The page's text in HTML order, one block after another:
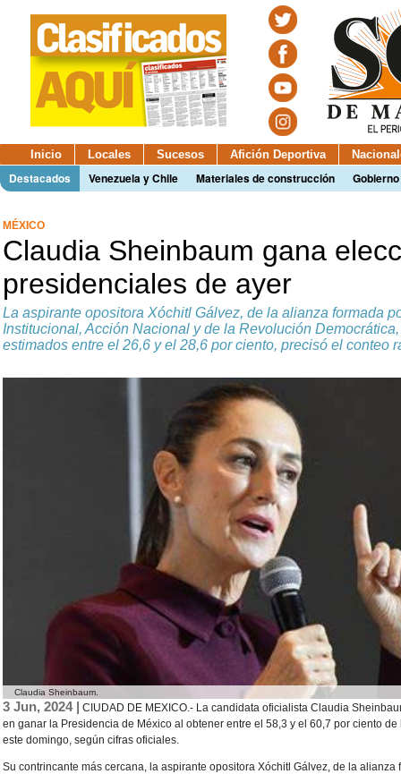
Inicio Locales Sucesos Afición Deportiva
Destacados Venezuela y Chile Materiales de construcción
MÉXICO
Claudia Sheinbaum gana
presidenciales de ayer
La aspirante opositora Xóchitl Gálvez, de la alianza formada
Institucional, Acción Nacional y de la Revolución
estimados entre el 26,6 y el 28,6 por ciento, precisó el conteo
Claudia Sheinbaum.
3 Jun, 2024 | CIUDAD DE MEXICO.- La candidata oficialista Claudia
en ganar la Presidencia de México al obtener entre el 58,3 y el 60,7 por ciento
este domingo, según cifras oficiales.
Su contrincante más cercana, la aspirante opositora Xóchitl Gálvez, de la